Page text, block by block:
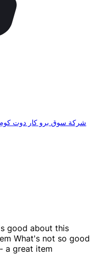
good about this
What's not so good
a great item